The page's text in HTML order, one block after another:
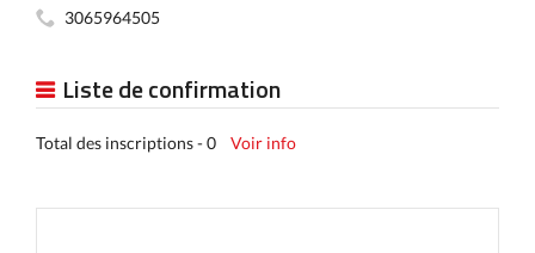
3065964505
Liste de confirmation
Total des inscriptions - 0 Voir info